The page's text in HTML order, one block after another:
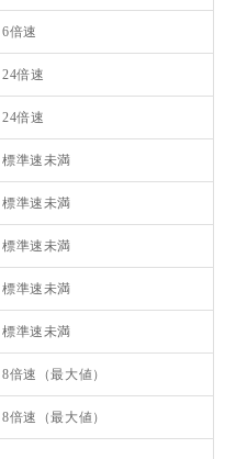
6倍速
24倍速
24倍速
標準速未満
標準速未満
標準速未満
標準速未満
標準速未満
8倍速（最大値）
8倍速（最大値）